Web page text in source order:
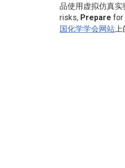
品使用虚拟仿真
risks, Prepare for
国化学学会网站上